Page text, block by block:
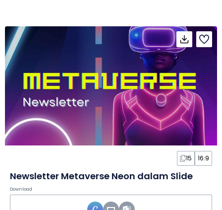
15 16:9
Newsletter Metaverse Neon dalam Slide
Download